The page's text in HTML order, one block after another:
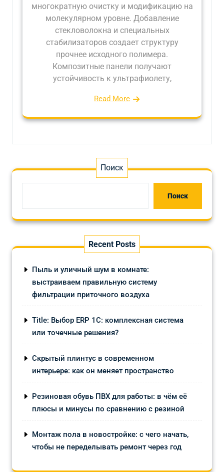
многократную очистку и модификацию на
молекулярном уровне. Добавление
стекловолокна и специальных
стабилизаторов создает структуру
прочнее исходного полимера.
Композитные панели получают
устойчивость к ультрафиолету,
Read More
Поиск
Поиск
Recent Posts
Пыль и уличный шум в комнате:
выстраиваем правильную систему
фильтрации приточного воздуха
Title: Выбор ERP 1С: комплексная система
или точечные решения?
Скрытый плинтус в современном
интерьере: как он меняет пространство
Резиновая обувь ПВХ для работы: в чём её
плюсы и минусы по сравнению с резиной
Монтаж пола в новостройке: с чего начать,
чтобы не переделывать ремонт через год